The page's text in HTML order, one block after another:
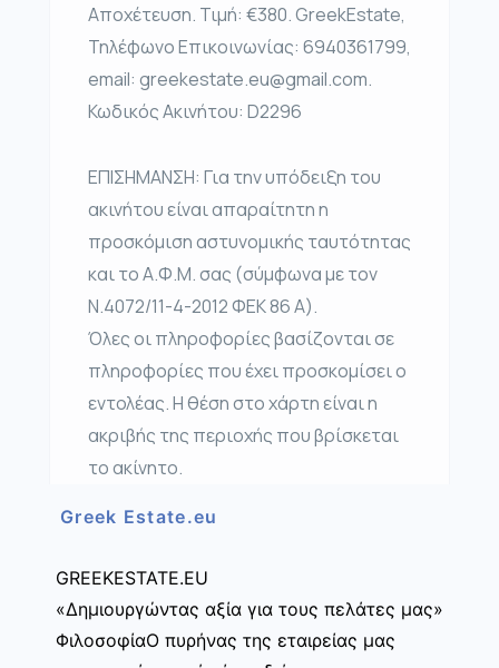
Αποχέτευση. Τιμή: €380. GreekEstate,
Τηλέφωνο Επικοινωνίας: 6940361799,
email: greekestate.eu@gmail.com.
Κωδικός Ακινήτου: D2296
ΕΠΙΣΗΜΑΝΣΗ: Για την υπόδειξη του
ακινήτου είναι απαραίτητη η
προσκόμιση αστυνομικής ταυτότητας
και το Α.Φ.Μ. σας (σύμφωνα με τον
Ν.4072/11-4-2012 ΦΕΚ 86 Α).
Όλες οι πληροφορίες βασίζονται σε
πληροφορίες που έχει προσκομίσει ο
εντολέας. Η θέση στο χάρτη είναι η
ακριβής της περιοχής που βρίσκεται
το ακίνητο.
Greek Estate.eu
GREEKESTATE.EU
«Δημιουργώντας αξία για τους πελάτες μας»
ΦιλοσοφίαΟ πυρήνας της εταιρείας μας